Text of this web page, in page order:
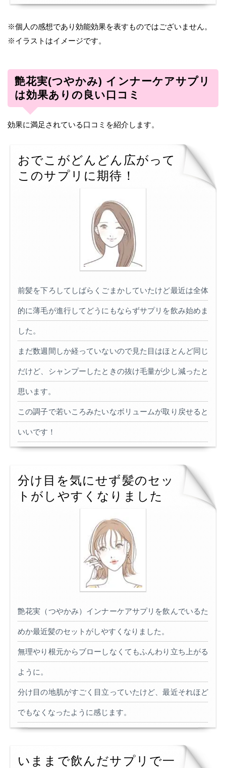
※個人の感想であり効能効果を表すものではございません。
※イラストはイメージです。
艶花実(つやかみ) インナーケアサプリ
は効果ありの良い口コミ
効果に満足されている口コミを紹介します。
おでこがどんどん広がって
このサプリに期待！
前髪を下ろしてしばらくごまかしていたけど最近は全体
的に薄毛が進行してどうにもならずサプリを飲み始めま
した。
まだ数週間しか経っていないので見た目はほとんど同じ
だけど、シャンプーしたときの抜け毛量が少し減ったと
思います。
この調子で若いころみたいなボリュームが取り戻せると
いいです！
分け目を気にせず髪のセッ
トがしやすくなりました
艶花実（つやかみ）インナーケアサプリを飲んでいるた
めか最近髪のセットがしやすくなりました。
無理やり根元からブローしなくてもふんわり立ち上がる
ように。
分け目の地肌がすごく目立っていたけど、最近それほど
でもなくなったように感じます。
いままで飲んだサプリで一